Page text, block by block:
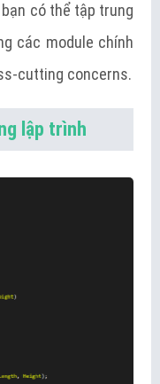
có thể tập trung
các module chính
cutting concerns.
lập trình